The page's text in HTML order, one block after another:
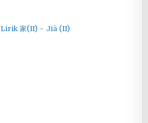
Lirik 家(II) – Jiā (II)